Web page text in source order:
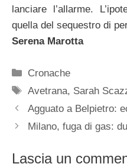
lanciare l’allarme.
quella del sequestro di
Serena Marotta
Categorie
Cronache
Tag
Avetrana, Sarah
Agguato a Belpietro:
Milano, fuga di gas:
Lascia un